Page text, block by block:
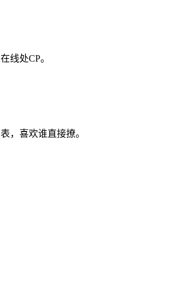
线处CP。
，喜欢谁直接撩。